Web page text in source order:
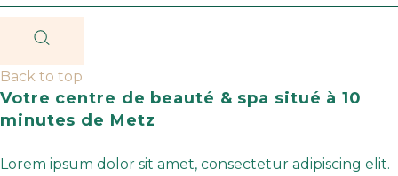
Back to top
Votre centre de beauté & spa situé à 10
minutes de Metz
Lorem ipsum dolor sit amet, consectetur adipiscing elit.